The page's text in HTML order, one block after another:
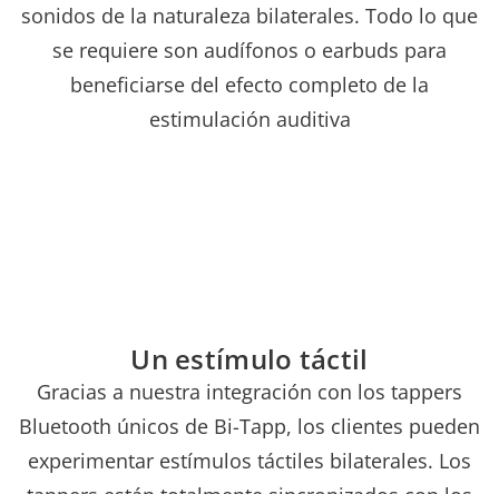
sonidos de la naturaleza bilaterales. Todo lo que
se requiere son audífonos o earbuds para
beneficiarse del efecto completo de la
estimulación auditiva
Un estímulo táctil
Gracias a nuestra integración con los tappers
Bluetooth únicos de Bi-Tapp, los clientes pueden
experimentar estímulos táctiles bilaterales. Los